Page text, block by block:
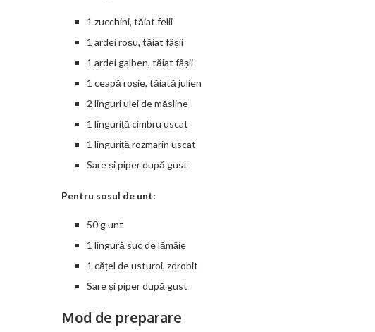
1 zucchini, tăiat felii
1 ardei roșu, tăiat fâșii
1 ardei galben, tăiat fâșii
1 ceapă roșie, tăiată julien
2 linguri ulei de măsline
1 linguriță cimbru uscat
1 linguriță rozmarin uscat
Sare și piper după gust
Pentru sosul de unt:
50 g unt
1 lingură suc de lămâie
1 cățel de usturoi, zdrobit
Sare și piper după gust
Mod de preparare